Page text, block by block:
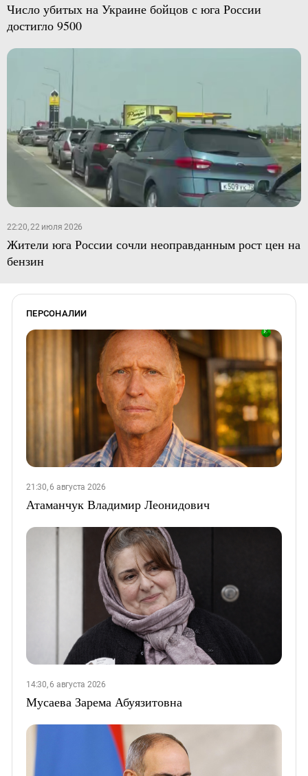
Число убитых на Украине бойцов с юга России
достигло 9500
22:20, 22 июля 2026
Жители юга России сочли неоправданным рост цен на
бензин
ПЕРСОНАЛИИ
21:30, 6 августа 2026
Атаманчук Владимир Леонидович
14:30, 6 августа 2026
Мусаева Зарема Абуязитовна